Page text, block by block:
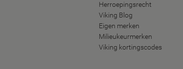
Herroepingsrecht
Viking Blog
Eigen merken
Milieukeurmerken
Viking kortingscodes